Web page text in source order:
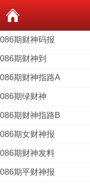
086期财神码报
086期财神到
086期财神指路A
086期绿财神
086期财神指路B
086期女财神报
086期财神发料
086期平财神报